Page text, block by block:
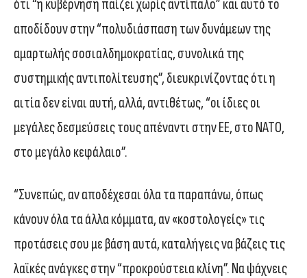
ότι “η κυβέρνηση παίζει χωρίς αντίπαλο” και αυτό το
αποδίδουν στην “πολυδιάσπαση των δυνάμεων της
αμαρτωλής σοσιαλδημοκρατίας, συνολικά της
συστημικής αντιπολίτευσης”, διευκρινίζοντας ότι η
αιτία δεν είναι αυτή, αλλά, αντιθέτως, “οι ίδιες οι
μεγάλες δεσμεύσεις τους απέναντι στην ΕΕ, στο ΝΑΤΟ,
στο μεγάλο κεφάλαιο”.
“Συνεπώς, αν αποδέχεσαι όλα τα παραπάνω, όπως
κάνουν όλα τα άλλα κόμματα, αν «κοστολογείς» τις
προτάσεις σου με βάση αυτά, καταλήγεις να βάζεις τις
λαϊκές ανάγκες στην “προκρούστεια κλίνη”. Να ψάχνεις